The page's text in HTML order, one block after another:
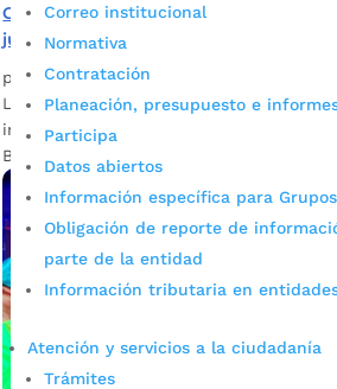
Correo institucional
Normativa
Contratación
Planeación, presupuesto e
Participa
Datos abiertos
Información específica para
Obligación de reporte de
parte de la entidad
Información tributaria en
Atención y servicios a la ciudadanía
Trámites
Comunicado oficial: pronunciamiento
judicial sobre declaraciones de
por admin_prensa
La medida judicial frente a las
insubsistencia no tiene efectos
Bucaramanga se permite informar que:...